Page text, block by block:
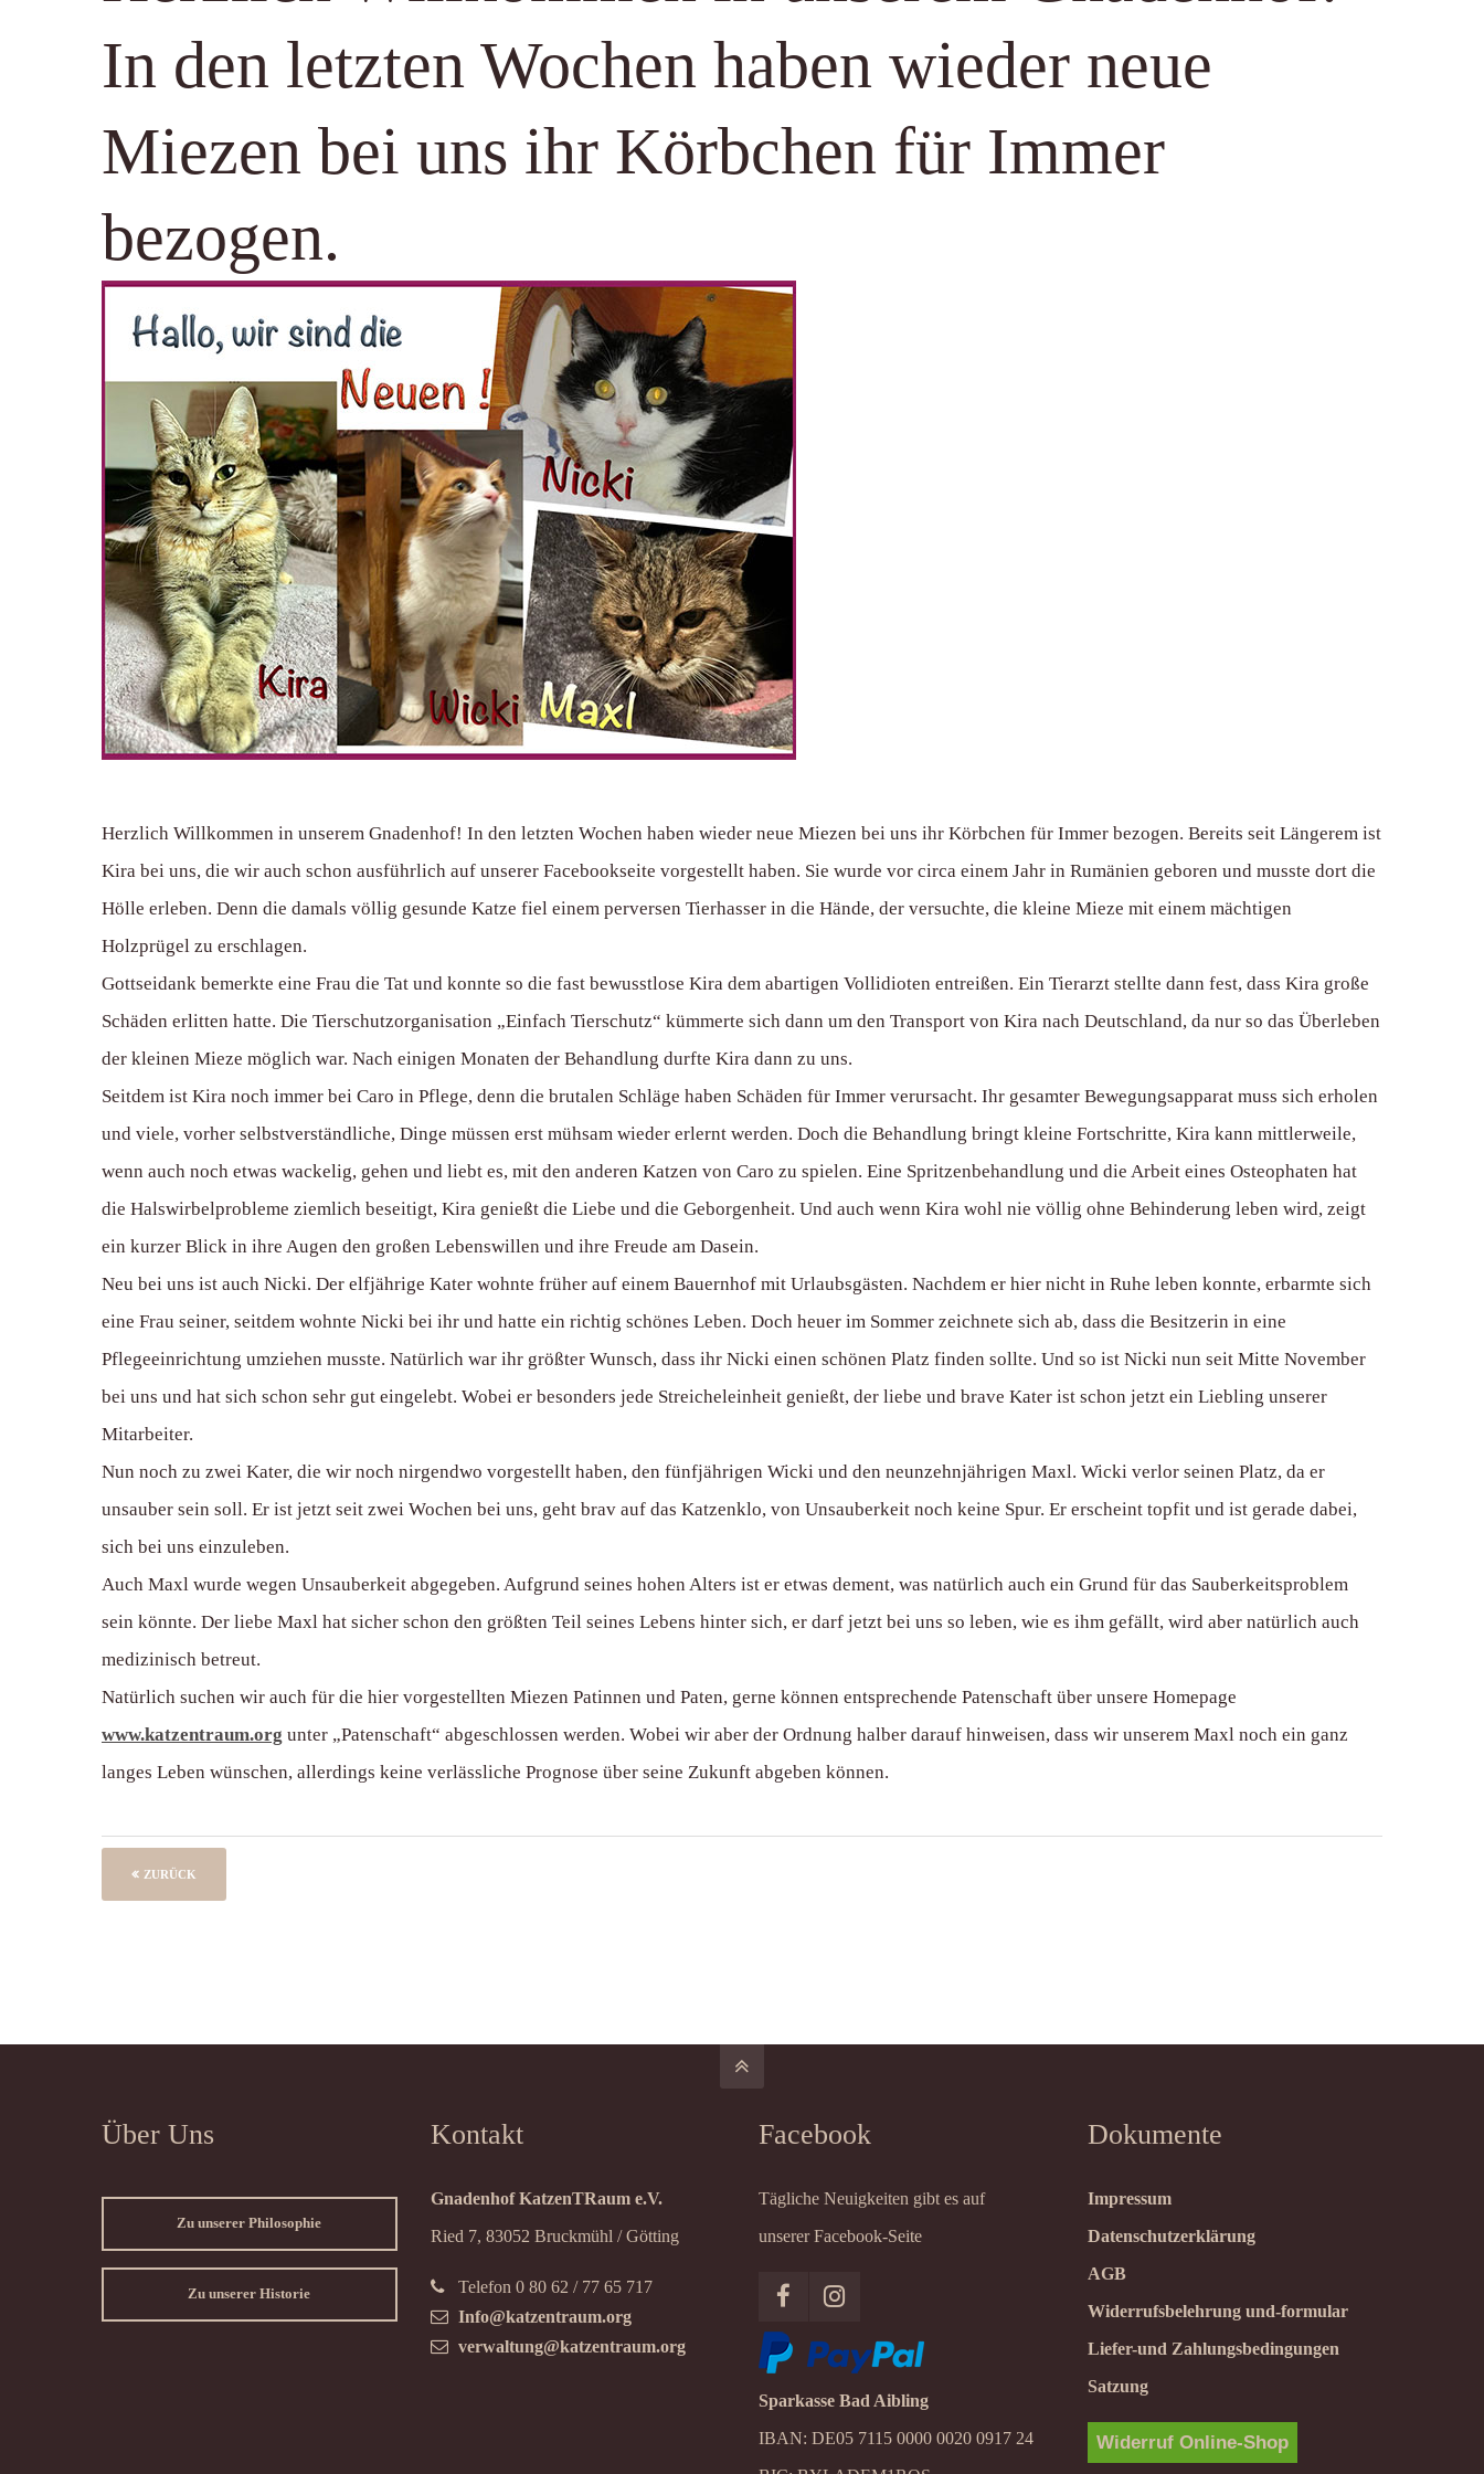
In den letzten Wochen haben wieder neue
Miezen bei uns ihr Körbchen für Immer
bezogen.
Herzlich Willkommen in unserem Gnadenhof! In den letzten Wochen haben wieder neue Miezen bei uns ihr Körbchen für Immer bezogen. Bereits seit Längerem ist
Kira bei uns, die wir auch schon ausführlich auf unserer Facebookseite vorgestellt haben. Sie wurde vor circa einem Jahr in Rumänien geboren und musste dort die
Hölle erleben. Denn die damals völlig gesunde Katze fiel einem perversen Tierhasser in die Hände, der versuchte, die kleine Mieze mit einem mächtigen
Holzprügel zu erschlagen.
Gottseidank bemerkte eine Frau die Tat und konnte so die fast bewusstlose Kira dem abartigen Vollidioten entreißen. Ein Tierarzt stellte dann fest, dass Kira große
Schäden erlitten hatte. Die Tierschutzorganisation „Einfach Tierschutz“ kümmerte sich dann um den Transport von Kira nach Deutschland, da nur so das Überleben
der kleinen Mieze möglich war. Nach einigen Monaten der Behandlung durfte Kira dann zu uns.
Seitdem ist Kira noch immer bei Caro in Pflege, denn die brutalen Schläge haben Schäden für Immer verursacht. Ihr gesamter Bewegungsapparat muss sich erholen
und viele, vorher selbstverständliche, Dinge müssen erst mühsam wieder erlernt werden. Doch die Behandlung bringt kleine Fortschritte, Kira kann mittlerweile,
wenn auch noch etwas wackelig, gehen und liebt es, mit den anderen Katzen von Caro zu spielen. Eine Spritzenbehandlung und die Arbeit eines Osteophaten hat
die Halswirbelprobleme ziemlich beseitigt, Kira genießt die Liebe und die Geborgenheit. Und auch wenn Kira wohl nie völlig ohne Behinderung leben wird, zeigt
ein kurzer Blick in ihre Augen den großen Lebenswillen und ihre Freude am Dasein.
Neu bei uns ist auch Nicki. Der elfjährige Kater wohnte früher auf einem Bauernhof mit Urlaubsgästen. Nachdem er hier nicht in Ruhe leben konnte, erbarmte sich
eine Frau seiner, seitdem wohnte Nicki bei ihr und hatte ein richtig schönes Leben. Doch heuer im Sommer zeichnete sich ab, dass die Besitzerin in eine
Pflegeeinrichtung umziehen musste. Natürlich war ihr größter Wunsch, dass ihr Nicki einen schönen Platz finden sollte. Und so ist Nicki nun seit Mitte November
bei uns und hat sich schon sehr gut eingelebt. Wobei er besonders jede Streicheleinheit genießt, der liebe und brave Kater ist schon jetzt ein Liebling unserer
Mitarbeiter.
Nun noch zu zwei Kater, die wir noch nirgendwo vorgestellt haben, den fünfjährigen Wicki und den neunzehnjährigen Maxl. Wicki verlor seinen Platz, da er
unsauber sein soll. Er ist jetzt seit zwei Wochen bei uns, geht brav auf das Katzenklo, von Unsauberkeit noch keine Spur. Er erscheint topfit und ist gerade dabei,
sich bei uns einzuleben.
Auch Maxl wurde wegen Unsauberkeit abgegeben. Aufgrund seines hohen Alters ist er etwas dement, was natürlich auch ein Grund für das Sauberkeitsproblem
sein könnte. Der liebe Maxl hat sicher schon den größten Teil seines Lebens hinter sich, er darf jetzt bei uns so leben, wie es ihm gefällt, wird aber natürlich auch
medizinisch betreut.
Natürlich suchen wir auch für die hier vorgestellten Miezen Patinnen und Paten, gerne können entsprechende Patenschaft über unsere Homepage
www.katzentraum.org unter „Patenschaft“ abgeschlossen werden. Wobei wir aber der Ordnung halber darauf hinweisen, dass wir unserem Maxl noch ein ganz
langes Leben wünschen, allerdings keine verlässliche Prognose über seine Zukunft abgeben können.
ZURÜCK
Über Uns
Zu unserer Philosophie
Zu unserer Historie
Kontakt
Gnadenhof KatzenTRaum e.V.
Ried 7, 83052 Bruckmühl / Götting
Telefon 0 80 62 / 77 65 717
Info@katzentraum.org
verwaltung@katzentraum.org
Facebook
Tägliche Neuigkeiten gibt es auf
unserer Facebook-Seite
Sparkasse Bad Aibling
IBAN: DE05 7115 0000 0020 0917 24
Dokumente
Impressum
Datenschutzerklärung
AGB
Widerrufsbelehrung und-formular
Liefer-und Zahlungsbedingungen
Satzung
Widerruf Online-Shop